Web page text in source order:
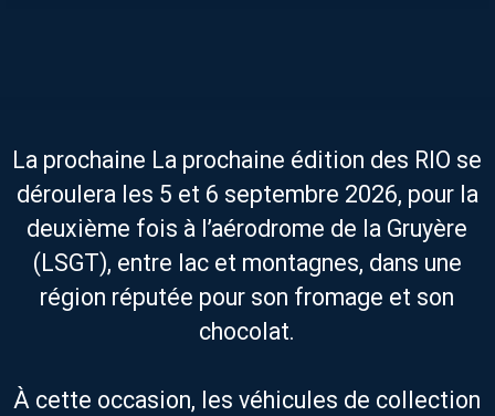
La prochaine La prochaine édition des RIO se
déroulera les 5 et 6 septembre 2026, pour la
deuxième fois à l’aérodrome de la Gruyère
(LSGT), entre lac et montagnes, dans une
région réputée pour son fromage et son
chocolat.
À cette occasion, les véhicules de collection